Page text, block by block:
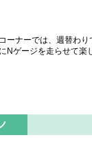
ーナーでは、週替わり
Nゲージを走らせて楽